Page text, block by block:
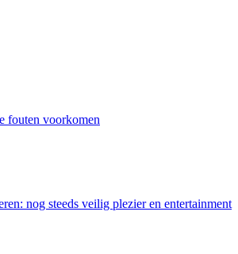
fouten voorkomen
nog steeds veilig plezier en entertainment